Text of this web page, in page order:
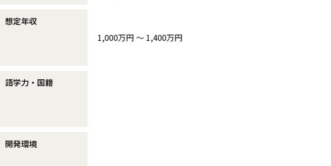
想定年収
1,000万円 〜 1,400万円
語学力・国籍
開発環境